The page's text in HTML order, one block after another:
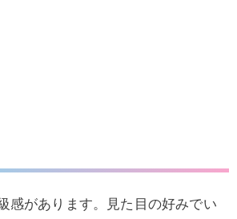
感があります。見た目の好みでい